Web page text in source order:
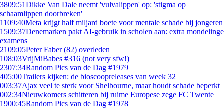
3809:51Dikke Van Dale neemt 'vulvalippen' op: 'stigma op
schaamlippen doorbreken'
1109:40Meta krijgt half miljard boete voor mentale schade bij jongeren
1509:37Denemarken pakt AI-gebruik in scholen aan: extra mondelinge
examens
2109:05Peter Faber (82) overleden
108:03VrijMiBabes #316 (not very sfw!)
2307:34Random Pics van de Dag #1979
405:00Trailers kijken: de bioscoopreleases van week 32
003:37Ajax veel te sterk voor Shelbourne, maar houdt schade beperkt
002:34Nieuwkomers schitteren bij ruime Europese zege FC Twente
1900:45Random Pics van de Dag #1978